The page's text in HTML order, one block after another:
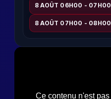
8 AOÛT 06H00 - 07H00
8 AOÛT 07H00 - 08H00